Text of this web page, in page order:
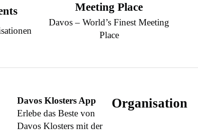
Meeting Place
Davos – World’s Finest Meeting
Place
Davos Klosters App
Erlebe das Beste von
Davos Klosters mit der
Organisation